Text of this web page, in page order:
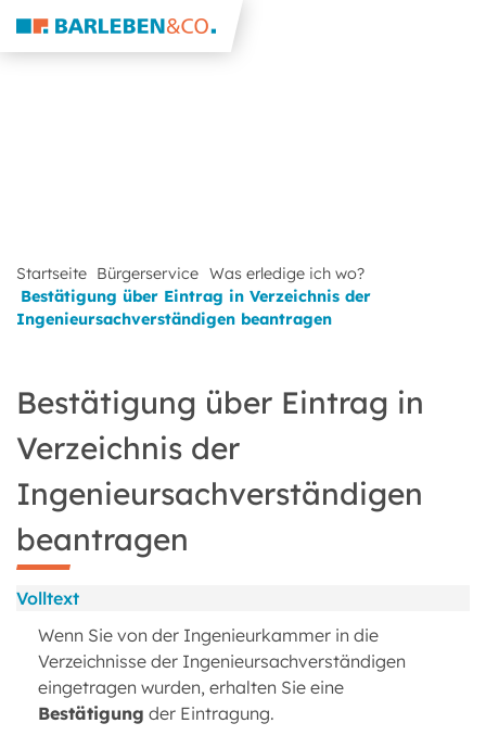
Startseite Bürgerservice Was erledige ich wo?
Bestätigung über Eintrag in Verzeichnis der
Ingenieursachverständigen beantragen
Bestätigung über Eintrag in
Verzeichnis der
Ingenieursachverständigen
beantragen
Volltext
Wenn Sie von der Ingenieurkammer in die
Verzeichnisse der Ingenieursachverständigen
eingetragen wurden, erhalten Sie eine
Bestätigung der Eintragung.